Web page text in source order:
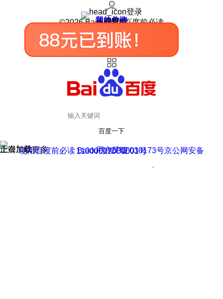
登录
我的关注
我的收藏
皮肤中心
用户反馈
设置
©2026 Baidu 使用百度前必读
百度一下
正在加载
上滑加载更多 用户反馈
使用百度前必读 Baidu 京ICP证030173号
京公网安备11000002000001号